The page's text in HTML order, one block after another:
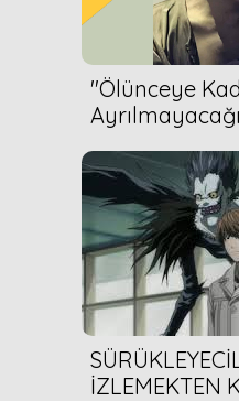
''Ölünceye
İZLEMEKTEN